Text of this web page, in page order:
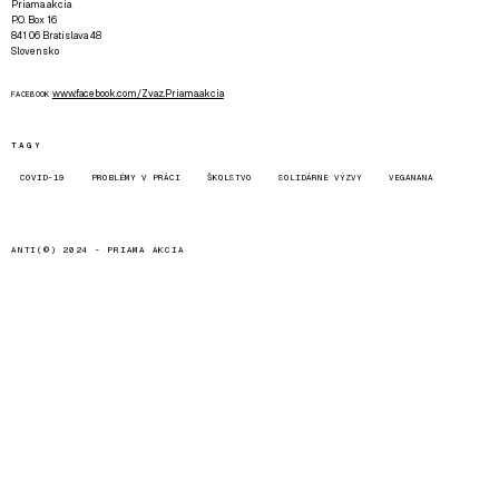
Priama akcia
P.O. Box 16
841 06 Bratislava 48
Slovensko
FACEBOOK www.facebook.com/Zvaz.Priama.akcia
TAGY
COVID-19 PROBLÉMY V PRÁCI ŠKOLSTVO SOLIDÁRNE VÝZVY VEGANANA
ANTI(©) 2024 - PRIAMA AKCIA